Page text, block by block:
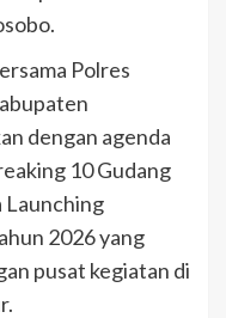
Polres
dengan agenda
10 Gudang
Launching
2026 yang
pusat kegiatan di